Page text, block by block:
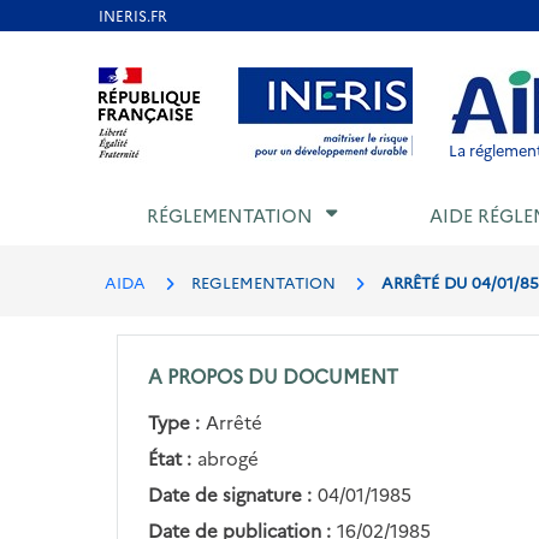
Aller au contenu Aller au menu Aller au
La
RÉGLEMENTATION AIDE
AIDA REGLEMENTATION ARRÊTÉ DU 04/01/
A PROPOS DU DOCUMENT
Type : Arrêté
État : abrogé
Date de signature : 04/01/1985
Date de publication : 16/02/1985